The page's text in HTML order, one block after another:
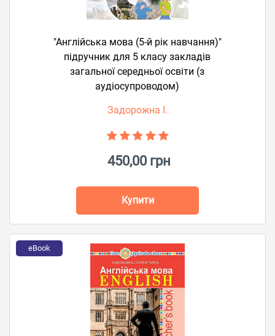
"Англійська мова (5-й рік навчання)"
підручник для 5 класу закладів
загальної середньої освіти (з
аудіосупроводом)
Задорожна І.
450,00 грн
Купити
eBook